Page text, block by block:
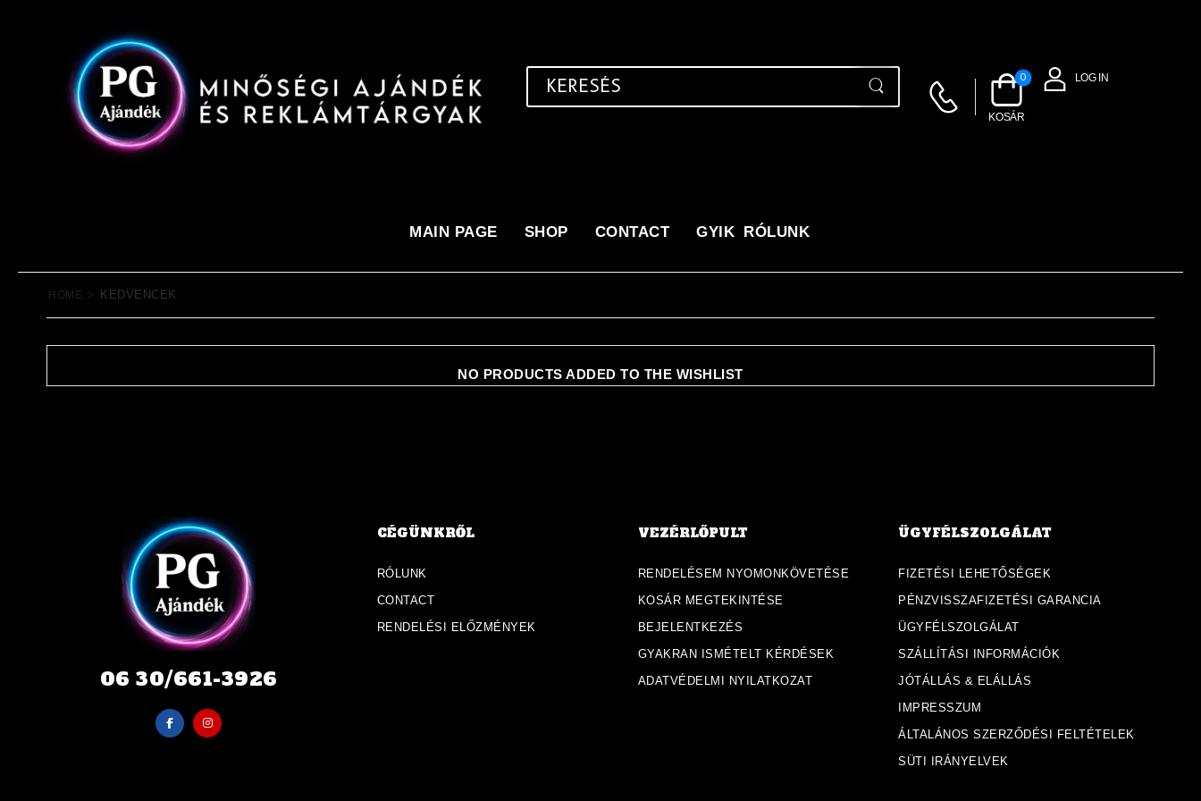
KOSÁR
0 LOG IN
MAIN PAGE SHOP CONTACT GYIK RÓLUNK
HOME KEDVENCEK
NO PRODUCTS ADDED TO THE WISHLIST
06 30/661-3926
CÉGÜNKRŐL
RÓLUNK
CONTACT
RENDELÉSI ELŐZMÉNYEK
VEZÉRLŐPULT
RENDELÉSEM NYOMONKÖVETÉSE
KOSÁR MEGTEKINTÉSE
BEJELENTKEZÉS
GYAKRAN ISMÉTELT KÉRDÉSEK
ADATVÉDELMI NYILATKOZAT
ÜGYFÉLSZOLGÁLAT
FIZETÉSI LEHETŐSÉGEK
PÉNZVISSZAFIZETÉSI GARANCIA
ÜGYFÉLSZOLGÁLAT
SZÁLLÍTÁSI INFORMÁCIÓK
JÓTÁLLÁS & ELÁLLÁS
IMPRESSZUM
ÁLTALÁNOS SZERZŐDÉSI FELTÉTELEK
SÜTI IRÁNYELVEK